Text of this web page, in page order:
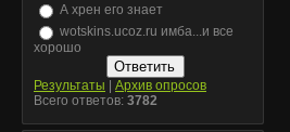
А хрен его знает
wotskins.ucoz.ru имба...и все
хорошо
Результаты
Архив опросов
Всего ответов: 3782